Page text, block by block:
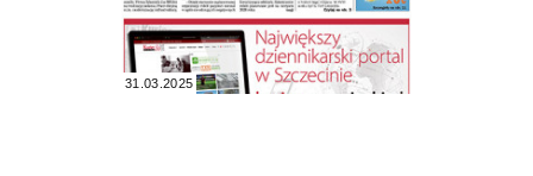
31.03.2025